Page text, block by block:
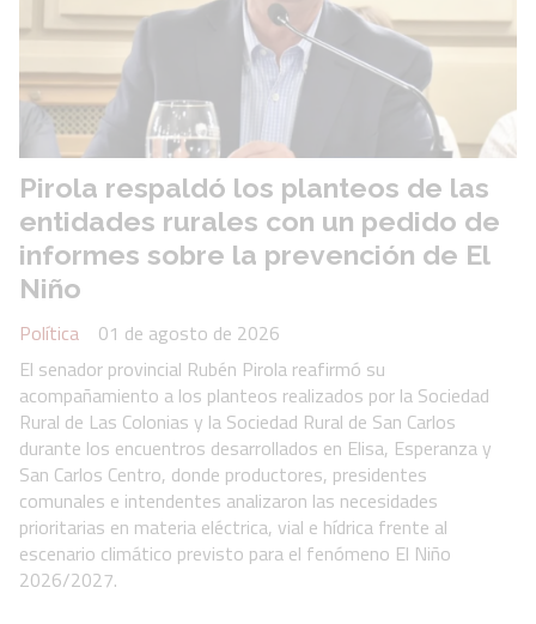
Pirola respaldó los planteos de las
entidades rurales con un pedido de
informes sobre la prevención de El
Niño
Política
01 de agosto de 2026
El senador provincial Rubén Pirola reafirmó su
acompañamiento a los planteos realizados por la Sociedad
Rural de Las Colonias y la Sociedad Rural de San Carlos
durante los encuentros desarrollados en Elisa, Esperanza y
San Carlos Centro, donde productores, presidentes
comunales e intendentes analizaron las necesidades
prioritarias en materia eléctrica, vial e hídrica frente al
escenario climático previsto para el fenómeno El Niño
2026/2027.